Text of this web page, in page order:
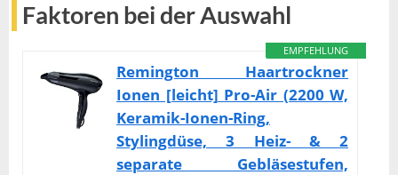
Faktoren bei der Auswahl
EMPFEHLUNG
Remington Haartrockner
Ionen [leicht] Pro-Air (2200 W,
Keramik-Ionen-Ring,
Stylingdüse, 3 Heiz- & 2
separate Gebläsestufen,